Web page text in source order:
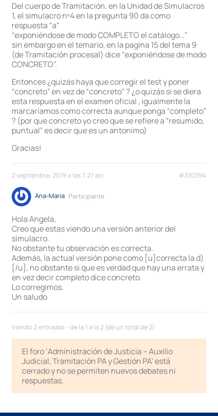
Del cuerpo de Tramitación, en la Unidad de Simulacros
1, el simulacro nº4 en la pregunta 90 da como
respuesta “a”
“exponiéndose de modo COMPLETO el catálogo…”
sin embargo en el temario, en la pagina 15 del tema 9
(de Tramitación procesal) dice “exponiéndose de modo
CONCRETO”.
Entonces ¿quizás haya que corregir el test y poner
“concreto” en vez de “concreto” ? ¿o quizás si se diera
esta respuesta en el examen oficial , igualmente la
marcaríamos como correcta aunque ponga “completo”
? (por que concreto yo creo que se refiere a “resumido,
puntual” es decir que es un antonimo)
Gracias!
2 septiembre, 2019 a las 7:27 am #330394
Ana-Maria Participante
Hola Angela,
Creo que estas viendo una versión anterior del
simulacro.
No obstante tu observación es correcta.
Además, la actual versión pone como [u]correcta la d)
[/u], no obstante si que es verdad que hay una errata y
en vez decir completo dice concreto.
Lo corregimos.
Un saludo
Viendo 2 entradas - de la 1 a la 2 (de un total de 2)
El foro ‘Administración de Justicia – Auxilio
Judicial, Tramitación PA y Gestión PA’ está
cerrado y no se permiten nuevos debates ni
respuestas.